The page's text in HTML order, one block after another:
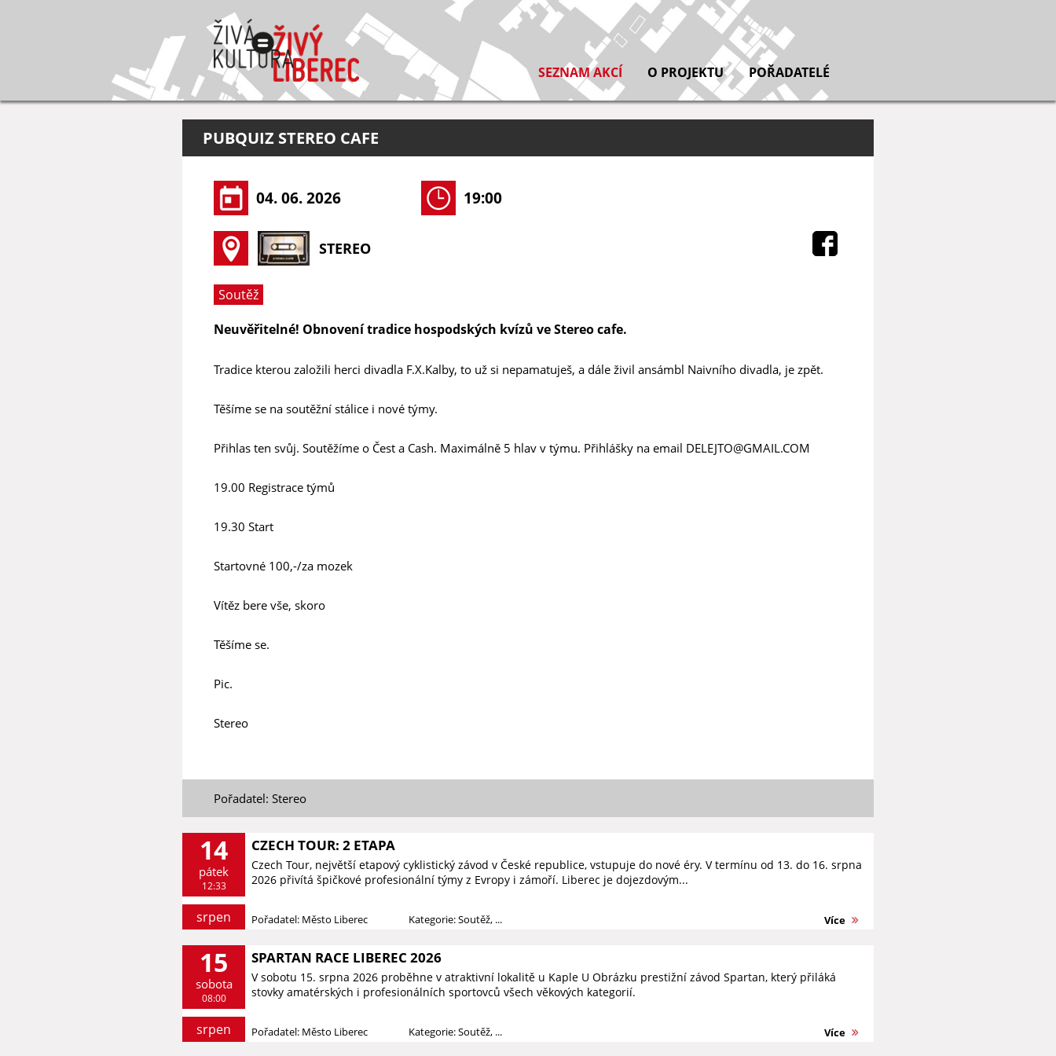
SEZNAM AKCÍ O PROJEKTU POŘADATELÉ
PUBQUIZ STEREO CAFE
04. 06. 2026 19:00
STEREO
Soutěž
Neuvěřitelné! Obnovení tradice hospodských kvízů ve Stereo cafe.
Tradice kterou založili herci divadla F.X.Kalby, to už si nepamatuješ, a dále živil ansámbl Naivního divadla, je zpět.
Těšíme se na soutěžní stálice i nové týmy.
Přihlas ten svůj. Soutěžíme o Čest a Cash. Maximálně 5 hlav v týmu. Přihlášky na email DELEJTO@GMAIL.COM
19.00 Registrace týmů
19.30 Start
Startovné 100,-/za mozek
Vítěz bere vše, skoro
Těšíme se.
Pic.
Stereo
Pořadatel: Stereo
14
pátek
12:33
srpen
CZECH TOUR: 2 ETAPA
Czech Tour, největší etapový cyklistický závod v České republice, vstupuje do nové éry. V termínu od 13. do 16. srpna
2026 přivítá špičkové profesionální týmy z Evropy i zámoří. Liberec je dojezdovým...
Pořadatel: Město Liberec Kategorie: Soutěž, ... Více
15
sobota
08:00
srpen
SPARTAN RACE LIBEREC 2026
V sobotu 15. srpna 2026 proběhne v atraktivní lokalitě u Kaple U Obrázku prestižní závod Spartan, který přiláká
stovky amatérských i profesionálních sportovců všech věkových kategorií.
Pořadatel: Město Liberec Kategorie: Soutěž, ... Více